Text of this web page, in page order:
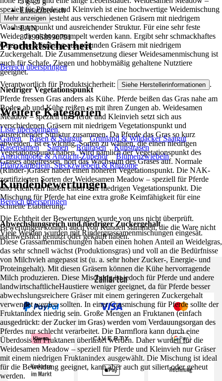
Einsatzbereich
Außen
EAN
8719958990791
speziell für Pferde und Kleinvieh ist eine hochwertige Weidemischung
für Pferde und besteht aus verschiedenen Gräsern mit niedrigem
Wachstumspunkt und ausreichender Struktur. Für eine sehr feste
Weide, die nicht zertrampelt werden kann. Ergibt sehr schmackhaftes
Gras, eine Mischung aus gesunden Gräsern mit niedrigem
Zuckergehalt. Die Zusammensetzung dieser Weidesamenmischung ist
auch für Schafe, Ziegen und hobbymäßig gehaltene Nutztiere
geeignet.
Niedriger Vegetationspunkt
Pferde fressen Gras anders als Kühe. Pferde beißen das Gras nahe am
Boden ab und Kühe reißen es mit ihren Zungen ab. Weidesamen
Meadow – speziell für Pferde und Kleinvieh setzt sich aus
verschiedenen Gräsern mit niedrigem Vegetationspunkt und
ausreichender Struktur zusammen. Da Pferde das Gras so kurz
abweiden, ist es wichtig, Sorten zu wählen, die einen niedrigen
Vegetationspunkt haben. Wird nämlich der Vegetationspunkt des
Grases abgefressen, hört das Wachstum des Grases auf. Normale
(Rinder-)Gräser haben einen höheren Vegetationspunkt. Die NAK-
zertifizierten Sorten der Weidesamen Meadow – speziell für Pferde
und Kleinvieh haben einen sehr niedrigen Vegetationspunkt. Die
Mischung für Pferde hat eine extra große Keimfähigkeit für eine
schnelle Etablierung.
Abwechslungsreich und niedriger Zuckergehalt
Viele Weiden wurden mit Rindergrassamenmischungen eingesät.
Diese Grassamenmischungen haben einen hohen Anteil an Weidelgras,
das sehr schnell wächst (Produktionsgras) und voll an die Bedürfnisse
von Milchvieh angepasst ist (u. a. sehr hoher Zucker-, Energie- und
Proteingehalt). Mit diesen Gräsern können die Kühe hervorragende
Milch produzieren. Diese Mischung ist jedoch für Pferde und andere
landwirtschaftlicheHaustiere weniger geeignet, da für Pferde besser
abwechslungsreichere Gräser mit einem geringeren Zuckergehalt
verwendet werden sollten. In einer Grasmischung für Pferde sollte der
Fruktanindex niedrig sein. Große Mengen an Fruktanen (einfach
ausgedrückt: der Zucker im Gras) werden vom Verdauungsorgan des
Pferdes nur schlecht verarbeitet. Die Darmflora kann durch eine
Überdosis an Fruktanen überlastet werden. Daher wurden für die
Weidesamen Meadow – speziell für Pferde und Kleinvieh nur Gräser
mit einem niedrigen Fruktanindex ausgewählt. Die Mischung ist ideal
für die Beweidung geeignet, kann aber auch gut siliert oder geheut
werden.
Mehr anzeigen
Produktsicherheit
Bereich überspringen
Verantwortlich für Produktsicherheit: Siehe Herstellerinformationen .
Weitere Kategorien
Liste überspringen
Garten
Rasen & Saatgut
Grünland & Wildacker Saatgut
Rasensamen
Samen Rollrasen
Kunstrasen
Anzuchttöpfe & Anzucht-Zubehör
Blumenzwiebeln
Pflanzkartoffeln, Steckzwiebeln & Rhizome
Kundenbewertungen
Bereich überspringen
Die Echtheit der Bewertungen wurde von uns nicht überprüft.
Bewertungen können auch von Kunden stammen, die die Ware nicht
nachweislich genutzt oder gekauft haben.
Zahlarten